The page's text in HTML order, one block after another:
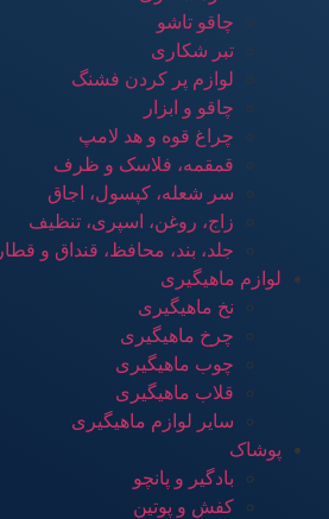
چاقو تاشو
تبر شکاری
لوازم پر کردن فشنگ
چاقو و ابزار
چراغ قوه و هد لامپ
قمقمه، فلاسک و ظرف
سر شعله، کپسول، اجاق
زاج، روغن، اسپری، تنظیف
جلد، بند، محافظ، قنداق و قطار
لوازم ماهیگیری
نخ ماهیگیری
چرخ ماهیگیری
چوب ماهیگیری
قلاب ماهیگیری
سایر لوازم ماهیگیری
پوشاک
بادگیر و پانچو
کفش و پوتین